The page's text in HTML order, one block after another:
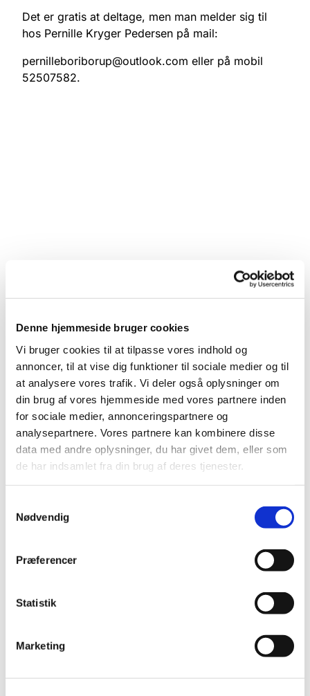
Denne hjemmeside bruger cookies
Vi bruger cookies til at tilpasse vores indhold og
annoncer, til at vise dig funktioner til sociale medier og til
at analysere vores trafik. Vi deler også oplysninger om
din brug af vores hjemmeside med vores partnere inden
for sociale medier, annonceringspartnere og
analysepartnere. Vores partnere kan kombinere disse
data med andre oplysninger, du har givet dem, eller som
de har indsamlet fra din brug af deres tjenester.
Nødvendig
Præferencer
Statistik
Marketing
Det er gratis at deltage, men man melder sig til
hos Pernille Kryger Pedersen på mail:
pernilleboriborup@outlook.com eller på mobil
52507582.
Du vil måske også kunne
lide...